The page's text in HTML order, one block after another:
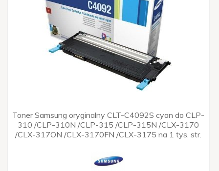
Toner Samsung oryginalny CLT-C4092S cyan do CLP-
310 /CLP-310N /CLP-315 /CLP-315N /CLX-3170
/CLX-317ON /CLX-3170FN /CLX-3175 na 1 tys. str.